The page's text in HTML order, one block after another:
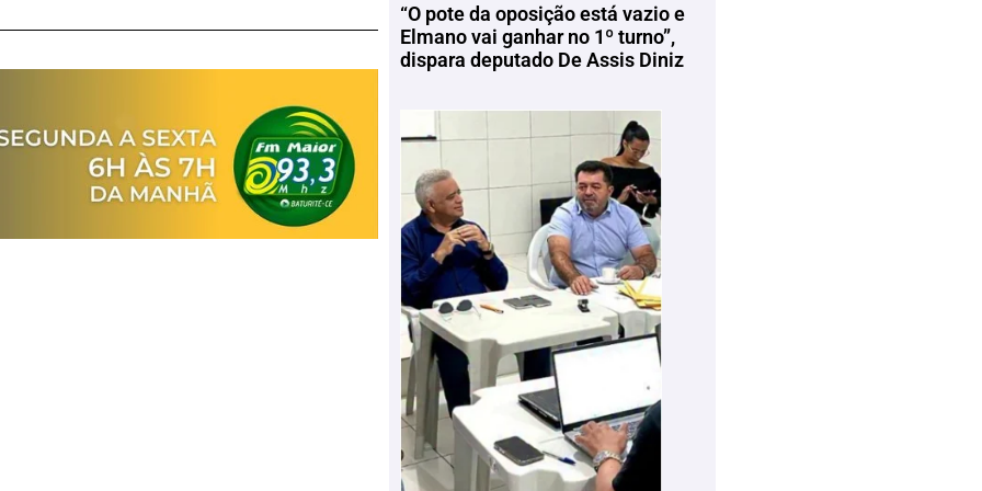
“O pote da oposição está vazio e
Elmano vai ganhar no 1º turno”,
dispara deputado De Assis Diniz